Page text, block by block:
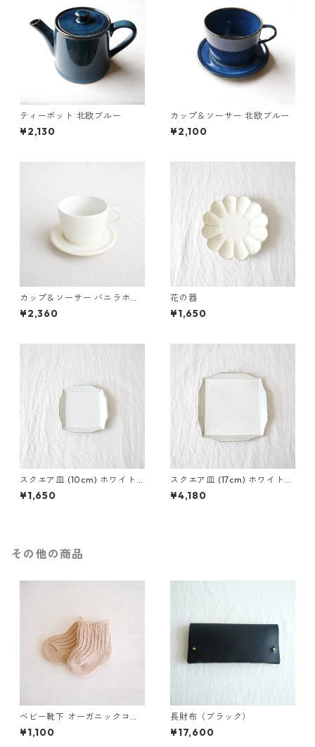
ティーポット 北欧ブルー
¥2,130
カップ＆ソーサー 北欧ブルー
¥2,100
カップ＆ソーサー バニラホワ
イト
¥2,360
花の器
¥1,650
スクエア皿 (10cm) ホワイト
アッシュ
¥1,650
スクエア皿 (17cm) ホワイトア
ッシュ
¥4,180
その他の商品
ベビー靴下 オーガニックコッ
トン（ブラウン）
¥1,100
長財布（ブラック）
¥17,600